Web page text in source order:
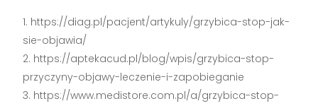
https://diag.pl/pacjent/artykuly/grzybica-stop-jak-
sie-objawia/
https://aptekacud.pl/blog/wpis/grzybica-stop-
przyczyny-objawy-leczenie-i-zapobieganie
https://www.medistore.com.pl/a/grzybica-stop-